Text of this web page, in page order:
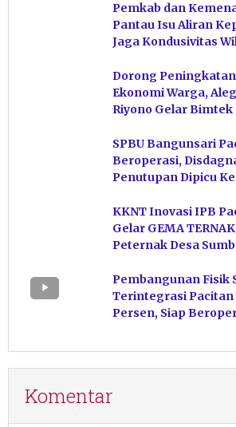
Pemkab dan
Pantau Isu Aliran
Jaga Kondusivitas
Dorong
Ekonomi Warga,
Riyono Gelar
SPBU Bangunsari
Beroperasi,
Penutupan Dipicu
KKNT Inovasi IPB
Gelar GEMA
Peternak Desa
Pembangunan Fisik
Terintegrasi Pacitan
Persen, Siap
Komentar